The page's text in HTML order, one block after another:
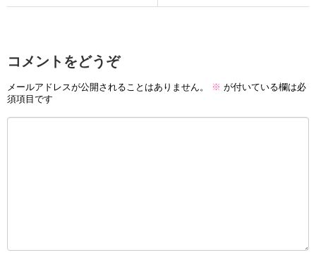
コメントをどうぞ
メールアドレスが公開されることはありません。 ※ が付いている欄は必
須項目です